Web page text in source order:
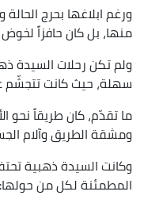
ورغم ابلاغها بحرج
منها، بل كان حافزاً
ولم تكن رحلات السيدة
سهلة، حيث كانت تتجشّم
ما تقدّم، كان طريقاً نحو
ومشقة الطريق وآلام
وكانت السيدة ذهبية
المطمئنة لكل من